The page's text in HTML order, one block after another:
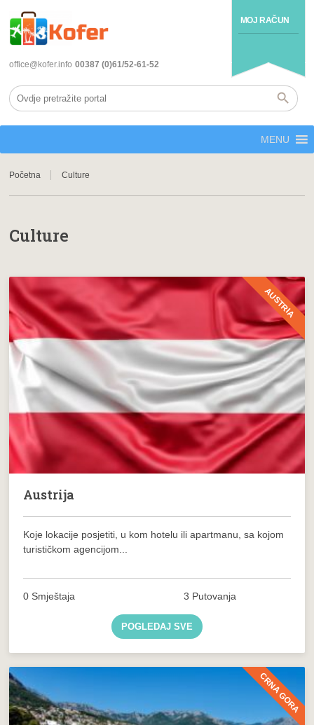
MOJ RAČUN
office@kofer.info 00387 (0)61/52-61-52
MENU
Početna Culture
Culture
AUSTRIA
Austrija
Koje lokacije posjetiti, u kom hotelu ili apartmanu, sa kojom
turističkom agencijom...
0 Smještaja 3 Putovanja
POGLEDAJ SVE
CRNA GORA